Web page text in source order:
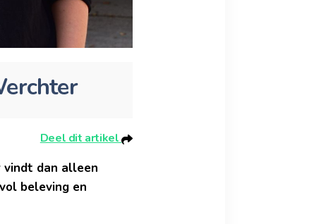
Deel dit artikel
vindt dan alleen
beleving en